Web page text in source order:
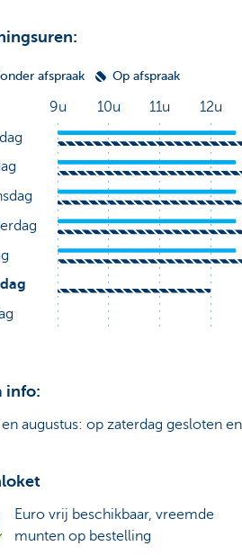
info:
en augustus: op zaterdag gesloten
Euro vrij beschikbaar, vreemde
munten op bestelling